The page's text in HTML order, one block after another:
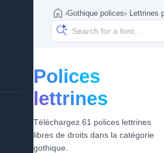
›Gothique polices› Lettrines
Polices
lettrines
Téléchargez 61 polices lettrines
libres de droits dans la catégorie
gothique.